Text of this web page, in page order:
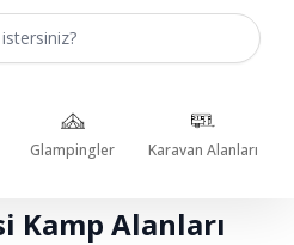
Glampingler Karavan Alanları
Kamp Alanları